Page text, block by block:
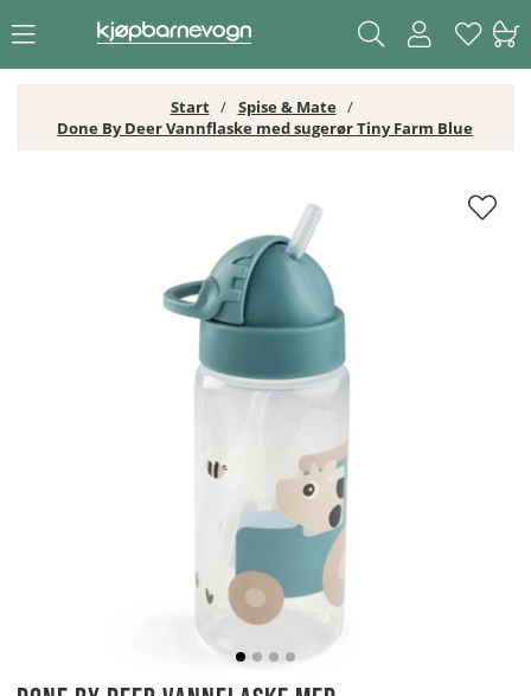
Start
Spise & Mate
Done By Deer Vannflaske med sugerør Tiny Farm Blue